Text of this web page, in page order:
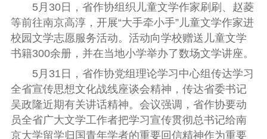
5月 30日，省作协组织儿童文学作家刷刷、赵菱
等前往南京高淳，开展“大手牵小手”儿童文学作家进
校园文学志愿服务活动。活动向学校赠送儿童文学
书籍300余册，并在当地小学举办了数场文学讲座。
5月 31 日，省作协党组理论学习中心组传达学习
全省宣传思想文化战线座谈会精神，传达省委书记
吴政隆近期有关讲话精神。会议强调，省作协要动
员全省广大文学工作者把学习宣传贯彻总书记给南
京大学留学归国青年学者的重要回信精神作为重要